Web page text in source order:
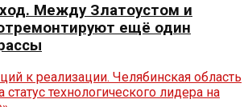
Между Златоустом и
ещё один